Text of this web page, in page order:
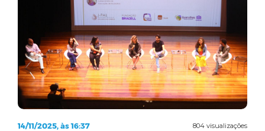
804 visualizações
14/11/2025, às 16:37